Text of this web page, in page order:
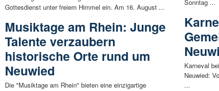
Gottesdienst unter freiem Himmel ein. Am 16. August ...
Musiktage am Rhein: Junge
Talente verzaubern
historische Orte rund um
Neuwied
Die "Musiktage am Rhein" bieten eine einzigartige
Sonntag ...
Karneval
Neuwied:
...